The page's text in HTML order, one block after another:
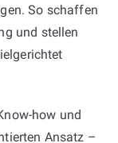
So schaffen
und stellen
how und
Ansatz –